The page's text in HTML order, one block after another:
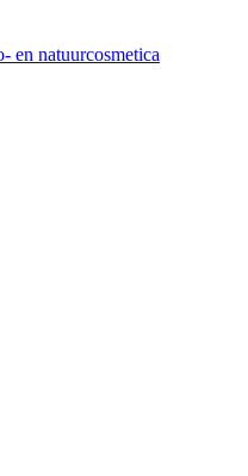
en natuurcosmetica